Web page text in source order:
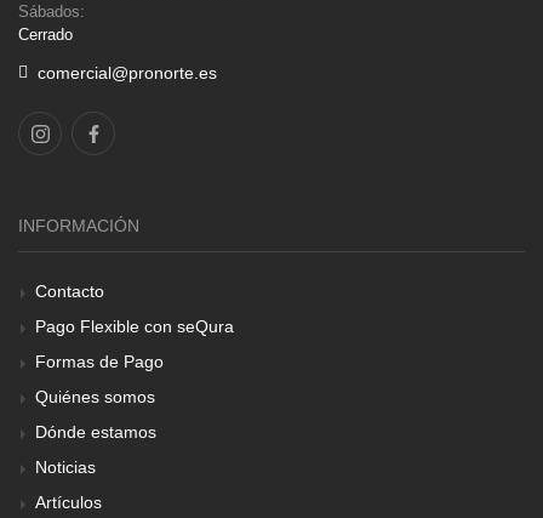
Sábados:
Cerrado
comercial@pronorte.es
INFORMACIÓN
Contacto
Pago Flexible con seQura
Formas de Pago
Quiénes somos
Dónde estamos
Noticias
Artículos